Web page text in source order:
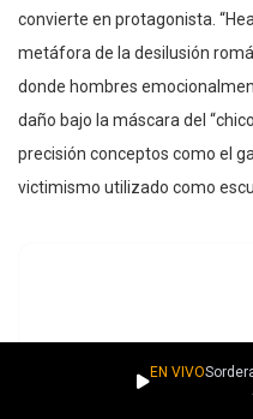
convierte en protagonista.
metáfora de la desilusión
donde hombres
daño bajo la máscara del
precisión conceptos como el
victimismo utilizado como
EN VIVO